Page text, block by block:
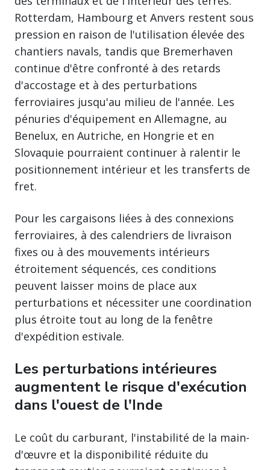
Rotterdam, Hambourg et Anvers restent sous
pression en raison de l'utilisation élevée des
chantiers navals, tandis que Bremerhaven
continue d'être confronté à des retards
d'accostage et à des perturbations
ferroviaires jusqu'au milieu de l'année. Les
pénuries d'équipement en Allemagne, au
Benelux, en Autriche, en Hongrie et en
Slovaquie pourraient continuer à ralentir le
positionnement intérieur et les transferts de
fret.
Pour les cargaisons liées à des connexions
ferroviaires, à des calendriers de livraison
fixes ou à des mouvements intérieurs
étroitement séquencés, ces conditions
peuvent laisser moins de place aux
perturbations et nécessiter une coordination
plus étroite tout au long de la fenêtre
d'expédition estivale.
Les perturbations intérieures
augmentent le risque d'exécution
dans l'ouest de l'Inde
Le coût du carburant, l'instabilité de la main-
d'œuvre et la disponibilité réduite du